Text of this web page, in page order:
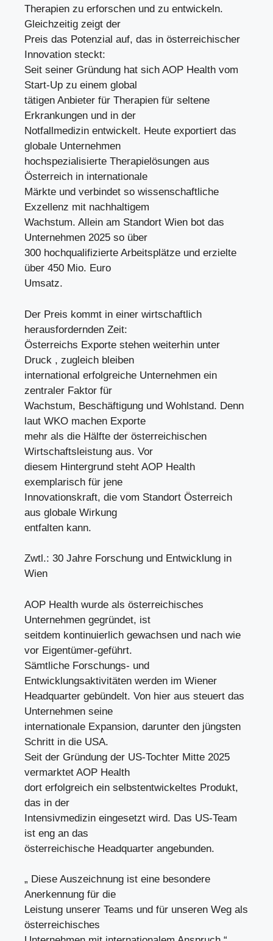
Therapien zu erforschen und zu entwickeln.
Gleichzeitig zeigt der
Preis das Potenzial auf, das in österreichischer
Innovation steckt:
Seit seiner Gründung hat sich AOP Health vom
Start-Up zu einem global
tätigen Anbieter für Therapien für seltene
Erkrankungen und in der
Notfallmedizin entwickelt. Heute exportiert das
globale Unternehmen
hochspezialisierte Therapielösungen aus
Österreich in internationale
Märkte und verbindet so wissenschaftliche
Exzellenz mit nachhaltigem
Wachstum. Allein am Standort Wien bot das
Unternehmen 2025 so über
300 hochqualifizierte Arbeitsplätze und erzielte
über 450 Mio. Euro
Umsatz.
Der Preis kommt in einer wirtschaftlich
herausfordernden Zeit:
Österreichs Exporte stehen weiterhin unter
Druck , zugleich bleiben
international erfolgreiche Unternehmen ein
zentraler Faktor für
Wachstum, Beschäftigung und Wohlstand. Denn
laut WKO machen Exporte
mehr als die Hälfte der österreichischen
Wirtschaftsleistung aus. Vor
diesem Hintergrund steht AOP Health
exemplarisch für jene
Innovationskraft, die vom Standort Österreich
aus globale Wirkung
entfalten kann.
Zwtl.: 30 Jahre Forschung und Entwicklung in
Wien
AOP Health wurde als österreichisches
Unternehmen gegründet, ist
seitdem kontinuierlich gewachsen und nach wie
vor Eigentümer-geführt.
Sämtliche Forschungs- und
Entwicklungsaktivitäten werden im Wiener
Headquarter gebündelt. Von hier aus steuert das
Unternehmen seine
internationale Expansion, darunter den jüngsten
Schritt in die USA.
Seit der Gründung der US-Tochter Mitte 2025
vermarktet AOP Health
dort erfolgreich ein selbstentwickeltes Produkt,
das in der
Intensivmedizin eingesetzt wird. Das US-Team
ist eng an das
österreichische Headquarter angebunden.
„ Diese Auszeichnung ist eine besondere
Anerkennung für die
Leistung unserer Teams und für unseren Weg als
österreichisches